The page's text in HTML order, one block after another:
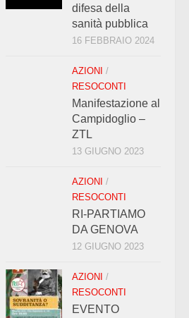
difesa della
sanità pubblica
16 FEBBRAIO 2024
AZIONI /
RESOCONTI
Manifestazione al
Campidoglio –
ZTL
13 GIUGNO 2023
AZIONI /
RESOCONTI
RI-PARTIAMO
DA GENOVA
12 GIUGNO 2023
AZIONI /
RESOCONTI
EVENTO